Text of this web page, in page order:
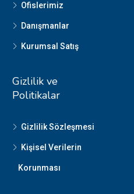
Ofislerimiz
Danışmanlar
Kurumsal Satış
Gizlilik ve
Politikalar
Gizlilik Sözleşmesi
Kişisel Verilerin
Korunması